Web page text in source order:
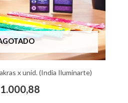
x unid. (India Iluminarte)